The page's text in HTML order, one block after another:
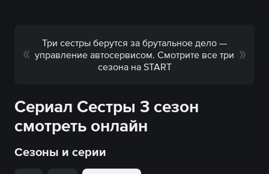
Три сестры берутся за брутальное дело —
управление автосервисом. Смотрите все три
сезона на START
Сериал Сестры 3 сезон
смотреть онлайн
Сезоны и серии